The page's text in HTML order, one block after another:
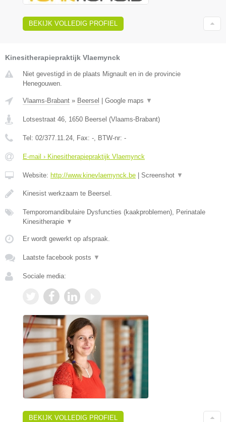
BEKIJK VOLLEDIG PROFIEL
Kinesitherapiepraktijk Vlaemynck
Niet gevestigd in de plaats Mignault en in de provincie
Henegouwen.
Vlaams-Brabant » Beersel Google maps ▼
Lotsestraat 46, 1650 Beersel (Vlaams-Brabant)
Tel: 02/377.11.24, Fax: -, BTW-nr: -
E-mail › Kinesitherapiepraktijk Vlaemynck
Website: http://www.kinevlaemynck.be Screenshot ▼
Kinesist werkzaam te Beersel.
Temporomandibulaire Dysfuncties (kaakproblemen), Perinatale
Kinesitherapie ▼
Er wordt gewerkt op afspraak.
Laatste facebook posts ▼
Sociale media:
BEKIJK VOLLEDIG PROFIEL